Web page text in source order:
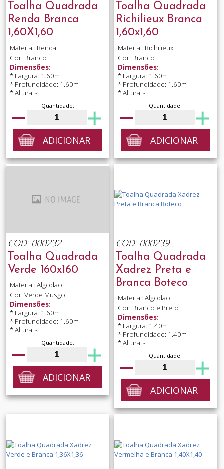
Toalha Quadrada
Renda Branca
1,60X1,60
Material: Renda
Cor: Branco
Dimensões:
* Largura: 1.60m
* Profundidade: 1.60m
* Altura: -
Quantidade:
ADICIONAR
Toalha Quadrada
Richilieux Branca
1,60x1,60
Material: Richilieux
Cor: Branco
Dimensões:
* Largura: 1.60m
* Profundidade: 1.60m
* Altura: -
Quantidade:
ADICIONAR
COD: 000232
Toalha Quadrada
Verde 160x160
Material: Algodão
Cor: Verde Musgo
Dimensões:
* Largura: 1.60m
* Profundidade: 1.60m
* Altura: -
Quantidade:
ADICIONAR
COD: 000239
Toalha Quadrada
Xadrez Preta e
Branca Boteco
Material: Algodão
Cor: Branco e Preto
Dimensões:
* Largura: 1.40m
* Profundidade: 1.40m
* Altura: -
Quantidade:
ADICIONAR